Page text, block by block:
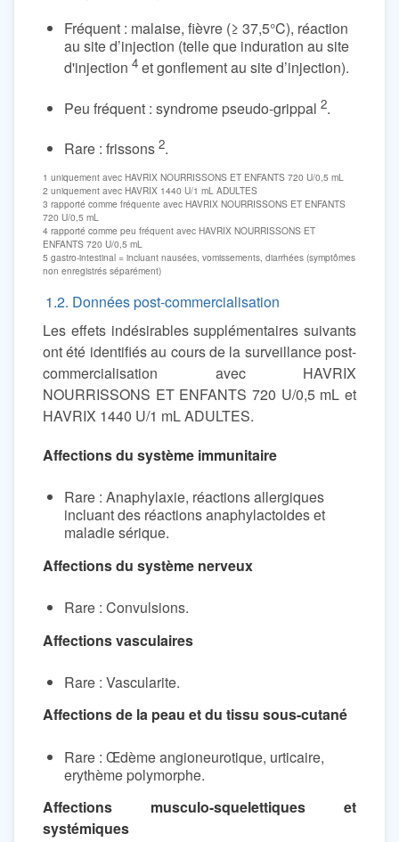
Fréquent : malaise, fièvre (≥ 37,5°C), réaction
au site d’injection (telle que induration au site
d'injection 4 et gonflement au site d’injection).
Peu fréquent : syndrome pseudo-grippal 2.
Rare : frissons 2.
1 uniquement avec HAVRIX NOURRISSONS ET ENFANTS 720 U/0,5 mL
2 uniquement avec HAVRIX 1440 U/1 mL ADULTES
3 rapporté comme fréquente avec HAVRIX NOURRISSONS ET ENFANTS
720 U/0,5 mL
4 rapporté comme peu fréquent avec HAVRIX NOURRISSONS ET
ENFANTS 720 U/0,5 mL
5 gastro-intestinal = incluant nausées, vomissements, diarrhées (symptômes
non enregistrés séparément)
1.2. Données post-commercialisation
Les effets indésirables supplémentaires suivants
ont été identifiés au cours de la surveillance post-
commercialisation avec HAVRIX
NOURRISSONS ET ENFANTS 720 U/0,5 mL et
HAVRIX 1440 U/1 mL ADULTES.
Affections du système immunitaire
Rare : Anaphylaxie, réactions allergiques
incluant des réactions anaphylactoides et
maladie sérique.
Affections du système nerveux
Rare : Convulsions.
Affections vasculaires
Rare : Vascularite.
Affections de la peau et du tissu sous-cutané
Rare : Œdème angioneurotique, urticaire,
erythème polymorphe.
Affections musculo-squelettiques et
systémiques